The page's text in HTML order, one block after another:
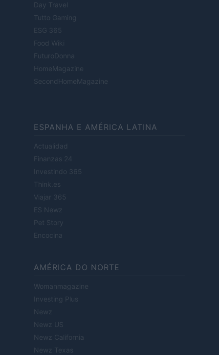
Day Travel
Tutto Gaming
ESG 365
Food Wiki
FuturoDonna
HomeMagazine
SecondHomeMagazine
ESPANHA E AMÉRICA LATINA
Actualidad
Finanzas 24
Investindo 365
Think.es
Viajar 365
ES Newz
Pet Story
Encocina
AMÉRICA DO NORTE
Womanmagazine
Investing Plus
Newz
Newz US
Newz California
Newz Texas